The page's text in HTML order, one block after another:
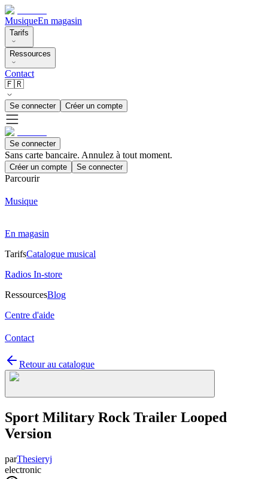
MusiqueEn magasin
Tarifs
Ressources
Contact
🇫🇷
Se connecter Créer un compte
Se connecter
Sans carte bancaire. Annulez à tout moment.
Créer un compte Se connecter
Parcourir
Musique
En magasin
TarifsCatalogue musical
Radios In-store
RessourcesBlog
Centre d'aide
Contact
Retour au catalogue
Sport Military Rock Trailer Looped
Version
parThesieryj
electronic